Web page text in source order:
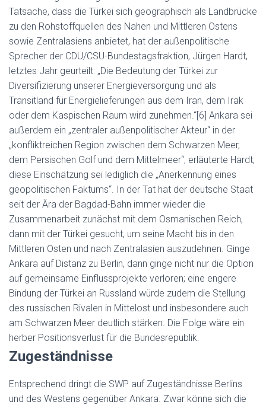
Tatsache, dass die Türkei sich geographisch als Landbrücke
zu den Rohstoffquellen des Nahen und Mittleren Ostens
sowie Zentralasiens anbietet, hat der außenpolitische
Sprecher der CDU/CSU-Bundestagsfraktion, Jürgen Hardt,
letztes Jahr geurteilt: „Die Bedeutung der Türkei zur
Diversifizierung unserer Energieversorgung und als
Transitland für Energielieferungen aus dem Iran, dem Irak
oder dem Kaspischen Raum wird zunehmen.“[6] Ankara sei
außerdem ein „zentraler außenpolitischer Akteur“ in der
„konfliktreichen Region zwischen dem Schwarzen Meer,
dem Persischen Golf und dem Mittelmeer“, erläuterte Hardt;
diese Einschätzung sei lediglich die „Anerkennung eines
geopolitischen Faktums“. In der Tat hat der deutsche Staat
seit der Ära der Bagdad-Bahn immer wieder die
Zusammenarbeit zunächst mit dem Osmanischen Reich,
dann mit der Türkei gesucht, um seine Macht bis in den
Mittleren Osten und nach Zentralasien auszudehnen. Ginge
Ankara auf Distanz zu Berlin, dann ginge nicht nur die Option
auf gemeinsame Einflussprojekte verloren; eine engere
Bindung der Türkei an Russland würde zudem die Stellung
des russischen Rivalen in Mittelost und insbesondere auch
am Schwarzen Meer deutlich stärken. Die Folge wäre ein
herber Positionsverlust für die Bundesrepublik.
Zugeständnisse
Entsprechend dringt die SWP auf Zugeständnisse Berlins
und des Westens gegenüber Ankara. Zwar könne sich die